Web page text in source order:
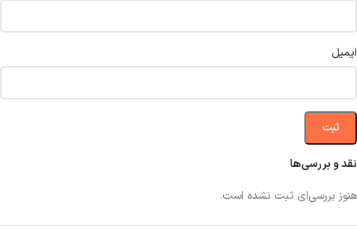
نقد و بررسی‌ها
هنوز بررسی‌ای ثبت نشده است.
ایمیل